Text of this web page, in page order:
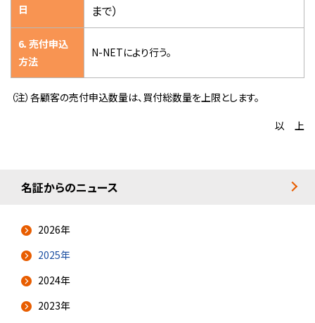
日
まで）
6．売付申込
方法
N-NETにより行う。
（注）各顧客の売付申込数量は、買付総数量を上限とします。
以 上
名証からのニュース
2026年
2025年
2024年
2023年